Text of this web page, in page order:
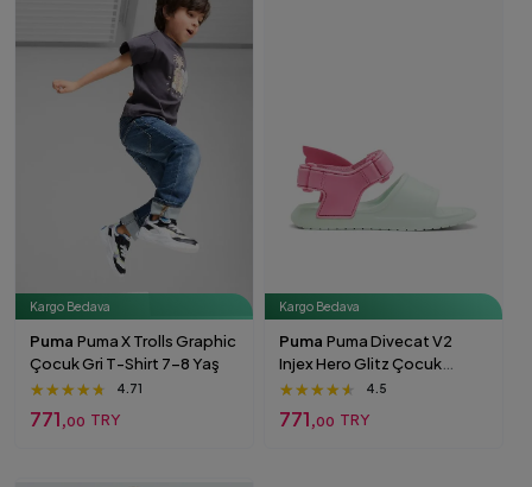
Kargo Bedava
Puma Puma X Trolls Graphic
Çocuk Gri T-Shirt 7-8 Yaş
★★★★★
★★★★★
★★★★★ 4.71
771,00 TRY
Kargo Bedava
Puma Puma Divecat V2
Injex Hero Glitz Çocuk
Yeşil/Pembe Sandalet 31
★★★★★
★★★★★
★★★★★ 4.5
771,00 TRY